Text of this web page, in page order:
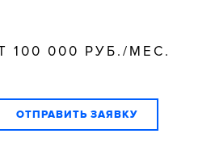
100 000 РУБ./МЕС.
ОТПРАВИТЬ ЗАЯВКУ